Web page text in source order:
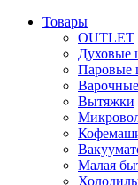
Товары
OUTLET
Духовые
Паровые
Вытяжки
Малая